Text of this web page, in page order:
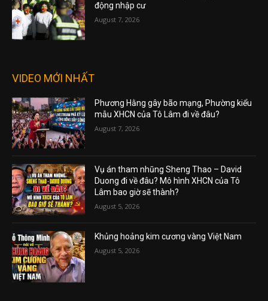
động nhập cư
August 7, 2026
VIDEO MỚI NHẤT
Phương Hằng gây bão mạng, Phường kiểu
mẫu XHCN của Tô Lâm đi về đâu?
August 7, 2026
Vụ án tham nhũng Sheng Thao – David
Duong đi về đâu? Mô hình XHCN của Tô
Lâm bao giờ sẽ thành?
August 5, 2026
Khủng hoảng kim cương vàng Việt Nam
August 5, 2026